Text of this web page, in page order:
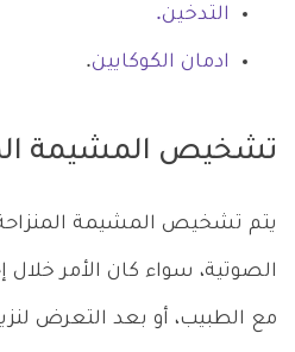
التدخين.
ادمان الكوكايين.
تشخيص المشيمة
يتم تشخيص المشيمة
الصوتية، سواء كان الأمر خلال
مع الطبيب، أو بعد التعرض